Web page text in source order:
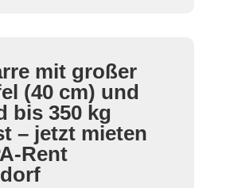
mit großer
(40 cm) und
bis 350 kg
– jetzt mieten
Rent